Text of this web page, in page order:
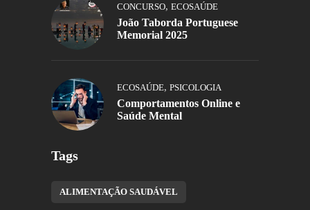
CONCURSO, ECOSAÚDE
João Taborda Portuguese
Memorial 2025
ECOSAÚDE, PSICOLOGIA
Comportamentos Online e
Saúde Mental
Tags
ALIMENTAÇÃO SAUDÁVEL